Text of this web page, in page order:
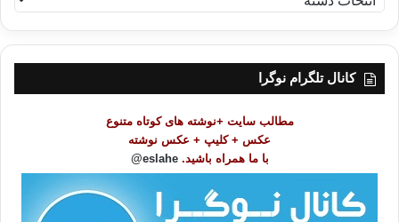
ه
ر
کانال تلگرام نوگرا
مطالب سایت +نوشته های کوتاه متنوع
عکس + کلیپ + عکس نوشته
با ما همراه باشید. eslahe@